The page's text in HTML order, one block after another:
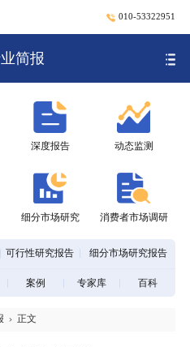
010-53322951
简报
深度报告 动态监测
细分市场研究 消费者市场调研
可行性研究报告 细分市场研究报告
案例 专家库 百科
正文